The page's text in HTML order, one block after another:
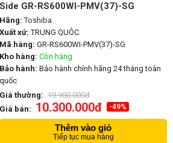
Side GR-RS600WI-PMV(37)-SG
Hãng: Toshiba
Xuất xứ: TRUNG QUÔC
Mã hàng: GR-RS600WI-PMV(37)-SG
Kho hàng: Còn hàng
Bảo hành: Bảo hành chính hãng 24 tháng toàn
quốc
Giá thường: 19.900.000đ
Giá bán: 10.300.000đ -49%
Thêm vào giỏ
Tiếp tục mua hàng